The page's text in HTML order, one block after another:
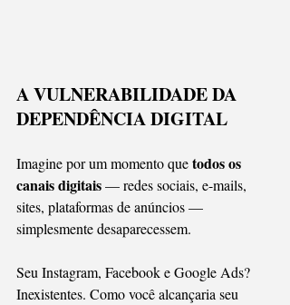
A VULNERABILIDADE DA
DEPENDÊNCIA DIGITAL
Imagine por um momento que todos os
canais digitais — redes sociais, e-mails,
sites, plataformas de anúncios —
simplesmente desaparecessem.
Seu Instagram, Facebook e Google Ads?
Inexistentes. Como você alcançaria seu